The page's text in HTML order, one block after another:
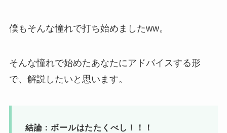
僕もそんな憧れで打ち始めましたww。
そんな憧れで始めたあなたにアドバイスする形
で、解説したいと思います。
結論：ボールはたたくべし！！！